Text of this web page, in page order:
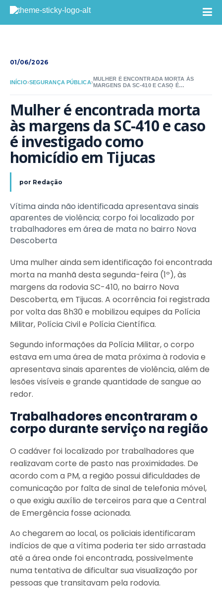
01/06/2026
INÍCIO›SEGURANÇA PÚBLICA›
MULHER É ENCONTRADA MORTA ÀS
MARGENS DA SC-410 E CASO É
Mulher é encontrada morta
às margens da SC-410 e caso
é investigado como
homicídio em Tijucas
por Redação
Vítima ainda não identificada apresentava sinais
aparentes de violência; corpo foi localizado por
trabalhadores em área de mata no bairro Nova
Descoberta
Uma mulher ainda sem identificação foi encontrada
morta na manhã desta segunda-feira (1º), às
margens da rodovia SC-410, no bairro Nova
Descoberta, em Tijucas. A ocorrência foi registrada
por volta das 8h30 e mobilizou equipes da Polícia
Militar, Polícia Civil e Polícia Científica.
Segundo informações da Polícia Militar, o corpo
estava em uma área de mata próxima à rodovia e
apresentava sinais aparentes de violência, além de
lesões visíveis e grande quantidade de sangue ao
redor.
Trabalhadores encontraram o
corpo durante serviço na região
O cadáver foi localizado por trabalhadores que
realizavam corte de pasto nas proximidades. De
acordo com a PM, a região possui dificuldades de
comunicação por falta de sinal de telefonia móvel,
o que exigiu auxílio de terceiros para que a Central
de Emergência fosse acionada.
Ao chegarem ao local, os policiais identificaram
indícios de que a vítima poderia ter sido arrastada
até a área onde foi encontrada, possivelmente
numa tentativa de dificultar sua visualização por
pessoas que transitavam pela rodovia.